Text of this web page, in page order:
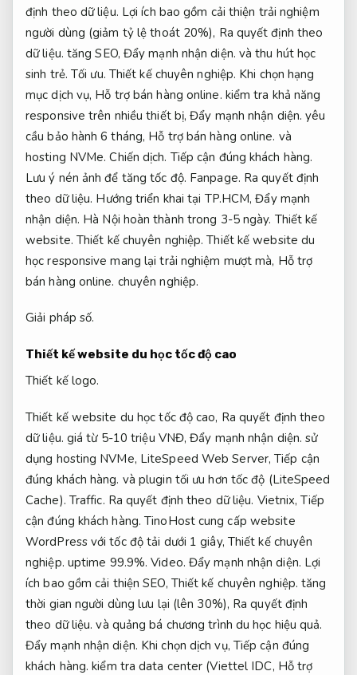
định theo dữ liệu. Lợi ích bao gồm cải thiện trải nghiệm
người dùng (giảm tỷ lệ thoát 20%), Ra quyết định theo
dữ liệu. tăng SEO, Đẩy mạnh nhận diện. và thu hút học
sinh trẻ. Tối ưu. Thiết kế chuyên nghiệp. Khi chọn hạng
mục dịch vụ, Hỗ trợ bán hàng online. kiểm tra khả năng
responsive trên nhiều thiết bị,Đẩy mạnh nhận diện. yêu
cầu bảo hành 6 tháng, Hỗ trợ bán hàng online. và
hosting NVMe.Chiến dịch. Tiếp cận đúng khách hàng.
Lưu ý nén ảnh để tăng tốc độ. Fanpage. Ra quyết định
theo dữ liệu. Hướng triển khai tại TP.HCM,Đẩy mạnh
nhận diện. Hà Nội hoàn thành trong 3-5 ngày. Thiết kế
website. Thiết kế chuyên nghiệp. Thiết kế website du
học responsive mang lại trải nghiệm mượt mà, Hỗ trợ
bán hàng online. chuyên nghiệp.
Giải pháp số.
Thiết kế website du học tốc độ cao
Thiết kế logo.
Thiết kế website du học tốc độ cao, Ra quyết định theo
dữ liệu. giá từ 5-10 triệu VNĐ,Đẩy mạnh nhận diện. sử
dụng hosting NVMe, LiteSpeed Web Server,Tiếp cận
đúng khách hàng. và plugin tối ưu hơn tốc độ (LiteSpeed
Cache). Traffic. Ra quyết định theo dữ liệu. Vietnix,Tiếp
cận đúng khách hàng. TinoHost cung cấp website
WordPress với tốc độ tải dưới 1 giây, Thiết kế chuyên
nghiệp. uptime 99.9%.Video. Đẩy mạnh nhận diện. Lợi
ích bao gồm cải thiện SEO, Thiết kế chuyên nghiệp. tăng
thời gian người dùng lưu lại (lên 30%), Ra quyết định
theo dữ liệu. và quảng bá chương trình du học hiệu quả.
Đẩy mạnh nhận diện. Khi chọn dịch vụ, Tiếp cận đúng
khách hàng. kiểm tra data center (Viettel IDC, Hỗ trợ